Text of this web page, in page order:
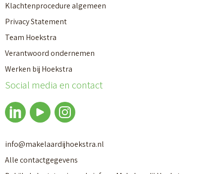
Makelaardij
Klachtenprocedure algemeen
Privacy Statement
Team Hoekstra
Verantwoord ondernemen
Werken bij Hoekstra
Social media en contact
info@makelaardijhoekstra.nl
Alle contactgegevens